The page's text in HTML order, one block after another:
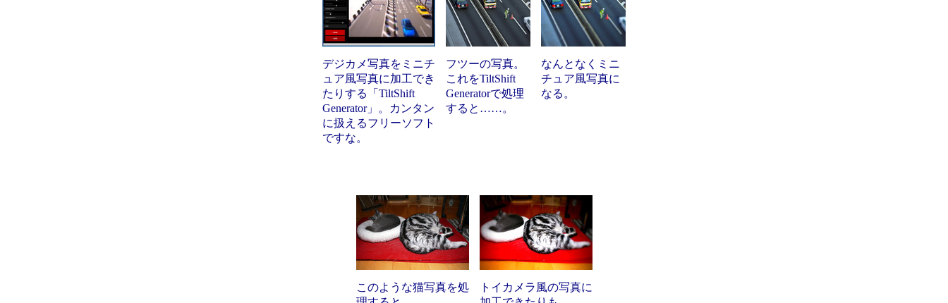
デジカメ写真をミニチ
ュア風写真に加工でき
たりする「TiltShift
Generator」。カンタン
に扱えるフリーソフト
ですな。
フツーの写真。
これをTiltShift
Generatorで処理
すると……。
なんとなくミニ
チュア風写真に
なる。
このような猫写真を処
トイカメラ風の写真に